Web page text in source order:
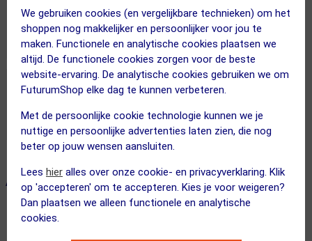
We gebruiken cookies (en vergelijkbare technieken) om het
shoppen nog makkelijker en persoonlijker voor jou te
maken. Functionele en analytische cookies plaatsen we
altijd. De functionele cookies zorgen voor de beste
website-ervaring. De analytische cookies gebruiken we om
FuturumShop elke dag te kunnen verbeteren.
Met de persoonlijke cookie technologie kunnen we je
nuttige en persoonlijke advertenties laten zien, die nog
beter op jouw wensen aansluiten.
Lees hier alles over onze cookie- en privacyverklaring. Klik
op 'accepteren' om te accepteren. Kies je voor weigeren?
Dan plaatsen we alleen functionele en analytische
cookies.
ALTERNATIEVE PRODUCTEN